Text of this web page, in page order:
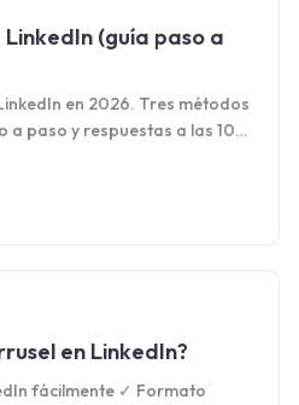
(guía paso a
en 2026. Tres métodos
paso y respuestas a las 10
en LinkedIn?
fácilmente ✓ Formato